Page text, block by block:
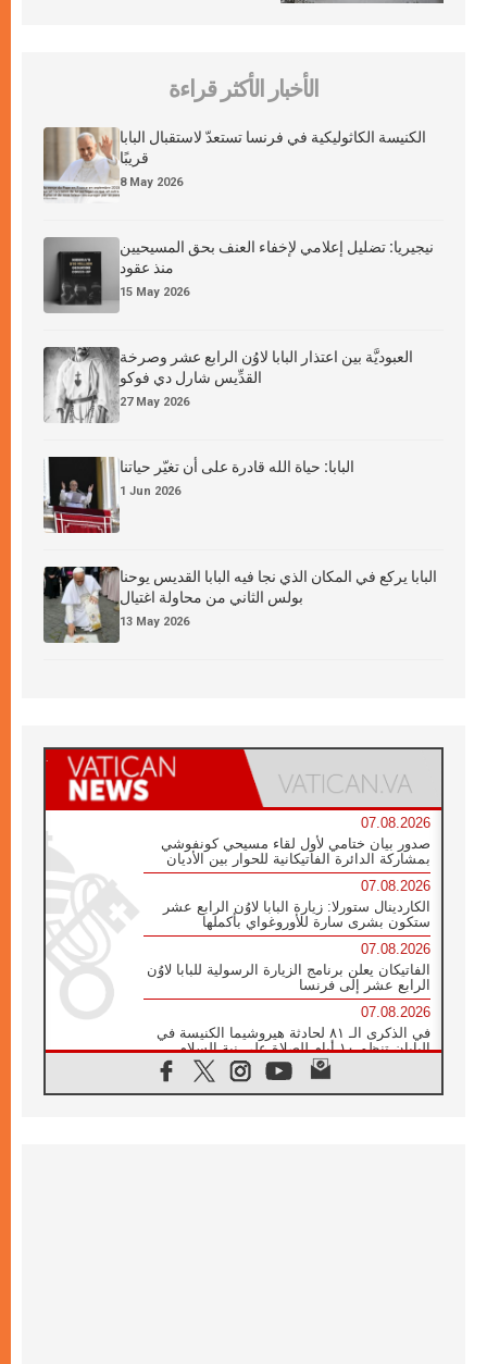
الأخبار الأكثر قراءة
الكنيسة الكاثوليكية في فرنسا تستعدّ لاستقبال البابا
قريبًا
8 May 2026
نيجيريا: تضليل إعلامي لإخفاء العنف بحق المسيحيين
منذ عقود
15 May 2026
العبوديَّة بين اعتذار البابا لاوُن الرابع عشر وصرخة
القدِّيس شارل دي فوكو
27 May 2026
البابا: حياة الله قادرة على أن تغيّر حياتنا
1 Jun 2026
البابا يركع في المكان الذي نجا فيه البابا القديس يوحنا
بولس الثاني من محاولة اغتيال
13 May 2026
07.08.2026
صدور بيان ختامي لأول لقاء مسيحي كونفوشي
بمشاركة الدائرة الفاتيكانية للحوار بين الأديان
07.08.2026
الكاردينال ستورلا: زيارة البابا لاوُن الرابع عشر
ستكون بشرى سارة للأوروغواي بأكملها
07.08.2026
الفاتيكان يعلن برنامج الزيارة الرسولية للبابا لاوُن
الرابع عشر إلى فرنسا
07.08.2026
في الذكرى الـ ٨١ لحادثة هيروشيما الكنيسة في
اليابان تنظم ١٠ أيام للصلاة على نية السلام
الكنيسة في الأوروغواي: زيارة البابا ستعزز